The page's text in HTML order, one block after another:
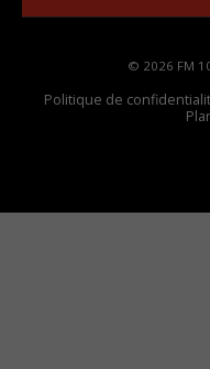
© 2026 FM
Politique de